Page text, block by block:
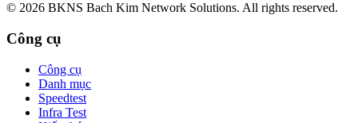
© 2026 BKNS Bach Kim Network Solutions. All rights reserved.
Công cụ
Công cụ
Danh mục
Speedtest
Infra Test